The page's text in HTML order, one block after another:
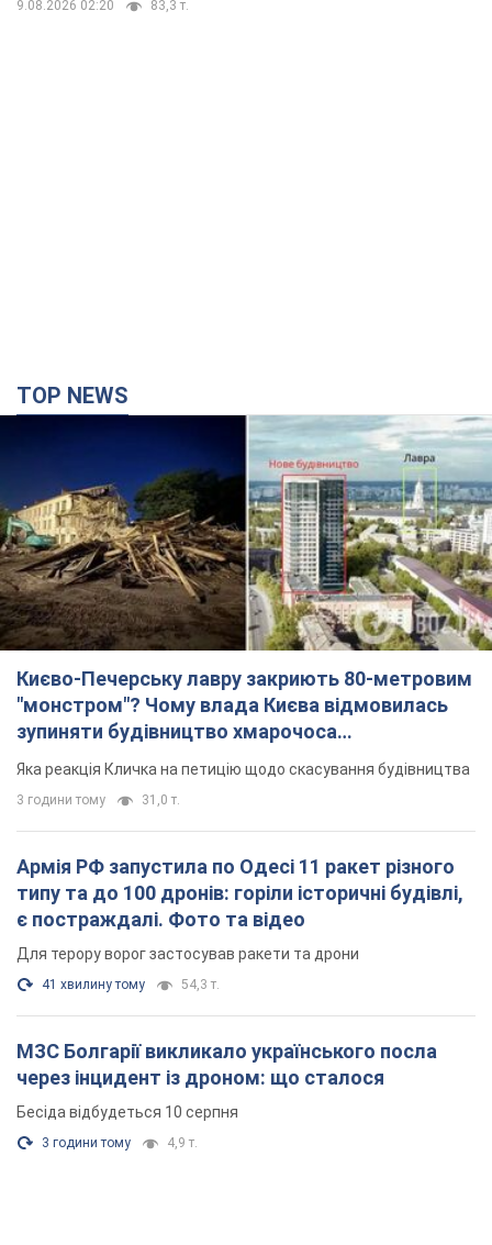
9.08.2026 02:20 83,3 т.
TOP NEWS
Києво-Печерську лавру закриють 80-метровим
"монстром"? Чому влада Києва відмовилась
зупиняти будівництво хмарочоса
"московського вірянина"
Яка реакція Кличка на петицію щодо скасування будівництва
3 години тому 31,0 т.
Армія РФ запустила по Одесі 11 ракет різного
типу та до 100 дронів: горіли історичні будівлі,
є постраждалі. Фото та відео
Для терору ворог застосував ракети та дрони
41 хвилину тому 54,3 т.
МЗС Болгарії викликало українського посла
через інцидент із дроном: що сталося
Бесіда відбудеться 10 серпня
3 години тому 4,9 т.